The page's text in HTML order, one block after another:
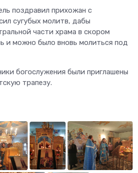
поздравил прихожан с
сугубых молитв, дабы
части храма в скором
и можно было вновь молиться под
богослужения были приглашены
трапезу.